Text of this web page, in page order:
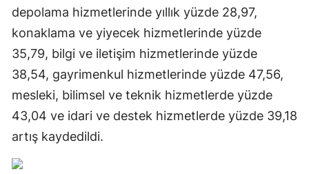
depolama hizmetlerinde yıllık yüzde 28,97,
konaklama ve yiyecek hizmetlerinde yüzde
35,79, bilgi ve iletişim hizmetlerinde yüzde
38,54, gayrimenkul hizmetlerinde yüzde 47,56,
mesleki, bilimsel ve teknik hizmetlerde yüzde
43,04 ve idari ve destek hizmetlerde yüzde 39,18
artış kaydedildi.